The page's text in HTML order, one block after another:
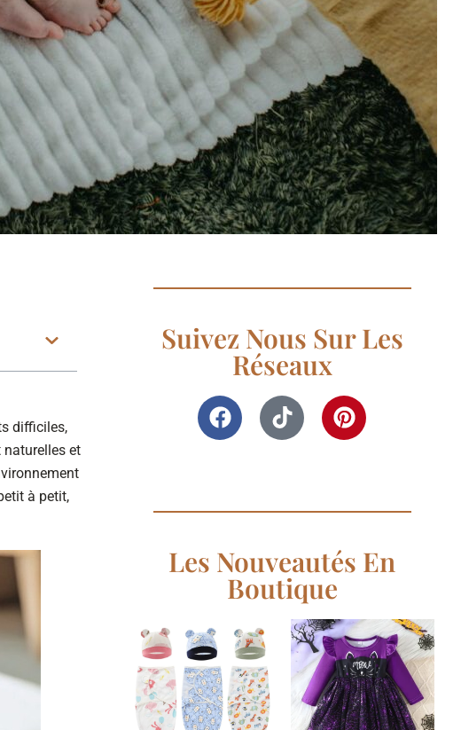
difficiles,
naturelles et
à petit,
Suivez Nous Sur Les
Réseaux
Les Nouveautés En
Boutique
Ajouter
à la
liste de
souhaits
Ajouter
à la
liste de
souhaits